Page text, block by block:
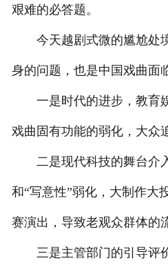
艰难的必答题。
今天越剧式微的尴尬处
身的问题，也是中国戏曲面
一是时代的进步，教育
戏曲固有功能的弱化，大众
二是现代科技的舞台介
和“写意性”弱化，大制作大
赛演出，导致老观众群体的
三是主管部门的引导评